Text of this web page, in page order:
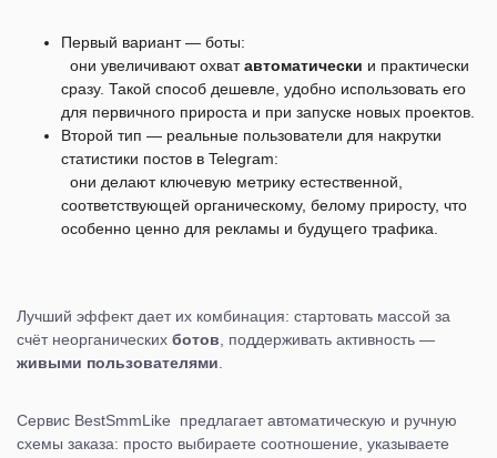
Первый вариант — боты:
они увеличивают охват автоматически и практически
сразу. Такой способ дешевле, удобно использовать его
для первичного прироста и при запуске новых проектов.
Второй тип — реальные пользователи для накрутки
статистики постов в Telegram:
они делают ключевую метрику естественной,
соответствующей органическому, белому приросту, что
особенно ценно для рекламы и будущего трафика.
Лучший эффект дает их комбинация: стартовать массой за
счёт неорганических ботов , поддерживать активность —
живыми пользователями
Сервис BestSmmLike предлагает автоматическую и ручную
схемы заказа: просто выбираете соотношение, указываете